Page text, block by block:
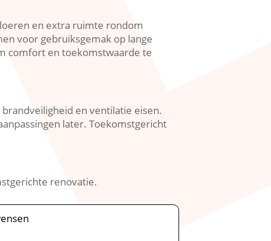
en extra ruimte rondom
voor gebruiksgemak op lange
comfort en toekomstwaarde te
en ventilatie eisen.​
later.​ Toekomstgericht
renovatie.​